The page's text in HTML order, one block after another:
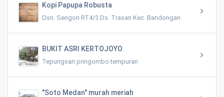
Kopi Papupa Robusta
Dsn. Sengon RT4/3 Ds. Trasan Kec. Bandongan
BUKIT ASRI KERTOJOYO
Tepungsari pringombo tempuran
"Soto Medan" murah meriah